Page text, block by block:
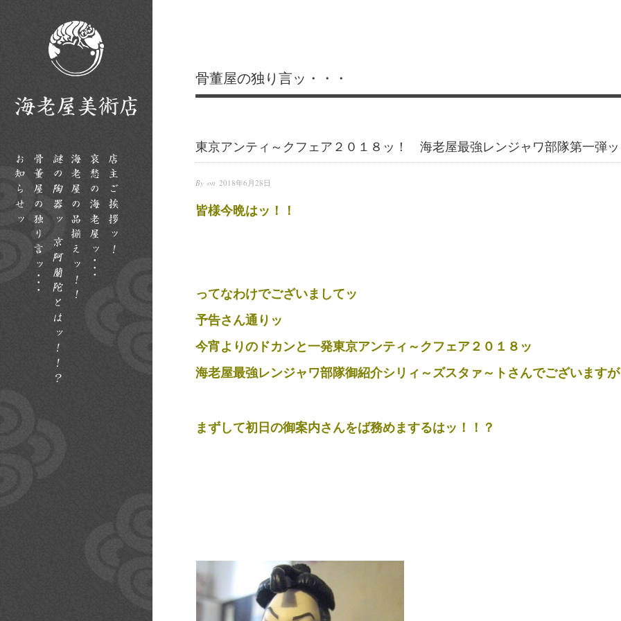
骨董屋の独り言ッ・・・
東京アンティ～クフェア２０１８ッ！ 海老屋最強レンジャワ部隊第一弾
By on 2018年6月28日
皆様今晩はッ！！
ってなわけでございましてッ
予告さん通りッ
今宵よりのドカンと一発東京アンティ～クフェア２０１８ッ
海老屋最強レンジャワ部隊御紹介シリィ～ズスタァ～トさんでございます
まずして初日の御案内さんをば務めまするはッ！！？